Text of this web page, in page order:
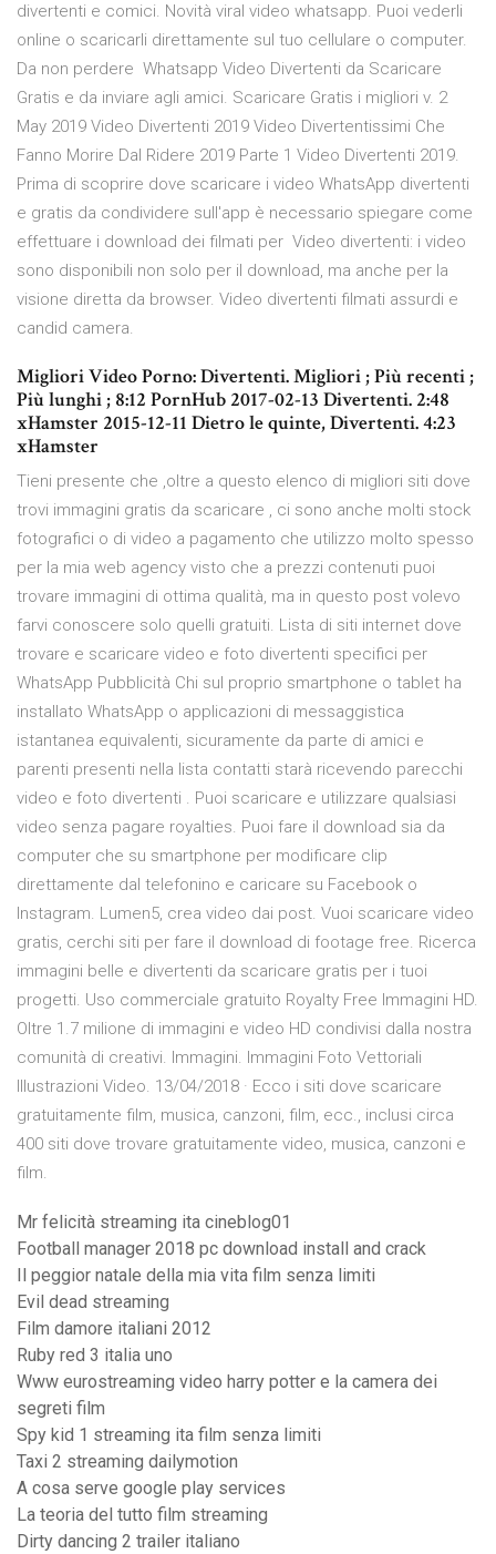
divertenti e comici. Novità viral video whatsapp. Puoi vederli
online o scaricarli direttamente sul tuo cellulare o computer.
Da non perdere Whatsapp Video Divertenti da Scaricare
Gratis e da inviare agli amici. Scaricare Gratis i migliori v. 2
May 2019 Video Divertenti 2019 Video Divertentissimi Che
Fanno Morire Dal Ridere 2019 Parte 1 Video Divertenti 2019.
Prima di scoprire dove scaricare i video WhatsApp divertenti
e gratis da condividere sull'app è necessario spiegare come
effettuare i download dei filmati per Video divertenti: i video
sono disponibili non solo per il download, ma anche per la
visione diretta da browser. Video divertenti filmati assurdi e
candid camera.
Migliori Video Porno: Divertenti. Migliori ; Più recenti ;
Più lunghi ; 8:12 PornHub 2017-02-13 Divertenti. 2:48
xHamster 2015-12-11 Dietro le quinte, Divertenti. 4:23
xHamster
Tieni presente che ,oltre a questo elenco di migliori siti dove
trovi immagini gratis da scaricare , ci sono anche molti stock
fotografici o di video a pagamento che utilizzo molto spesso
per la mia web agency visto che a prezzi contenuti puoi
trovare immagini di ottima qualità, ma in questo post volevo
farvi conoscere solo quelli gratuiti. Lista di siti internet dove
trovare e scaricare video e foto divertenti specifici per
WhatsApp Pubblicità Chi sul proprio smartphone o tablet ha
installato WhatsApp o applicazioni di messaggistica
istantanea equivalenti, sicuramente da parte di amici e
parenti presenti nella lista contatti starà ricevendo parecchi
video e foto divertenti . Puoi scaricare e utilizzare qualsiasi
video senza pagare royalties. Puoi fare il download sia da
computer che su smartphone per modificare clip
direttamente dal telefonino e caricare su Facebook o
Instagram. Lumen5, crea video dai post. Vuoi scaricare video
gratis, cerchi siti per fare il download di footage free. Ricerca
immagini belle e divertenti da scaricare gratis per i tuoi
progetti. Uso commerciale gratuito Royalty Free Immagini HD.
Oltre 1.7 milione di immagini e video HD condivisi dalla nostra
comunità di creativi. Immagini. Immagini Foto Vettoriali
Illustrazioni Video. 13/04/2018 · Ecco i siti dove scaricare
gratuitamente film, musica, canzoni, film, ecc., inclusi circa
400 siti dove trovare gratuitamente video, musica, canzoni e
film.
Mr felicità streaming ita cineblog01
Football manager 2018 pc download install and crack
Il peggior natale della mia vita film senza limiti
Evil dead streaming
Film damore italiani 2012
Ruby red 3 italia uno
Www eurostreaming video harry potter e la camera dei
segreti film
Spy kid 1 streaming ita film senza limiti
Taxi 2 streaming dailymotion
A cosa serve google play services
La teoria del tutto film streaming
Dirty dancing 2 trailer italiano